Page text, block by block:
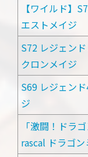
【ワイルド】
エストメイジ
S72 レジェン
クロンメイジ
S69 レジェン
ジ
「激闘！ドラ
rascal ドラゴ